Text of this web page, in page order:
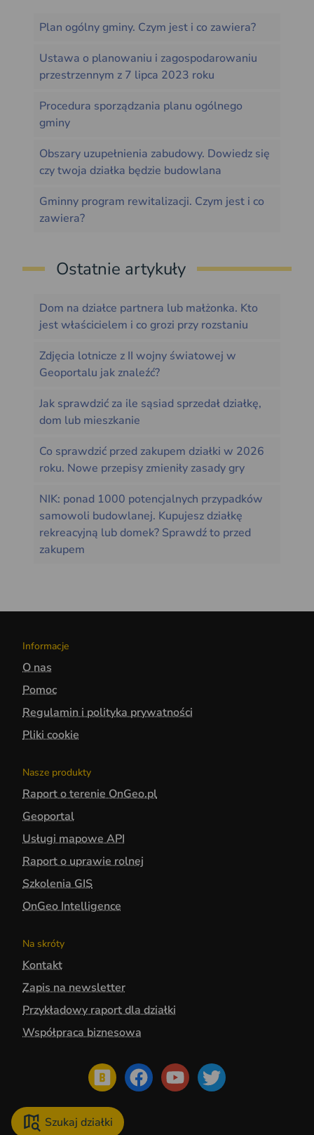
Plan ogólny gminy. Czym jest i co zawiera?
Ustawa o planowaniu i zagospodarowaniu
przestrzennym z 7 lipca 2023 roku
Procedura sporządzania planu ogólnego
gminy
Obszary uzupełnienia zabudowy. Dowiedz się
czy twoja działka będzie budowlana
Gminny program rewitalizacji. Czym jest i co
zawiera?
Ostatnie artykuły
Dom na działce partnera lub małżonka. Kto
jest właścicielem i co grozi przy rozstaniu
Zdjęcia lotnicze z II wojny światowej w
Geoportalu jak znaleźć?
Jak sprawdzić za ile sąsiad sprzedał działkę,
dom lub mieszkanie
Co sprawdzić przed zakupem działki w 2026
roku. Nowe przepisy zmieniły zasady gry
NIK: ponad 1000 potencjalnych przypadków
samowoli budowlanej. Kupujesz działkę
rekreacyjną lub domek? Sprawdź to przed
zakupem
Informacje
O nas
Pomoc
Regulamin i polityka prywatności
Pliki cookie
Nasze produkty
Raport o terenie OnGeo.pl
Geoportal
Usługi mapowe API
Raport o uprawie rolnej
Szkolenia GIS
OnGeo Intelligence
Na skróty
Kontakt
Zapis na newsletter
Przykładowy raport dla działki
Współpraca biznesowa
Szukaj działki